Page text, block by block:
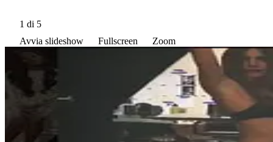
1 di 5
Avvia slideshow
Fullscreen Zoom